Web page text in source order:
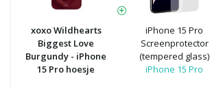
xoxo Wildhearts
Biggest Love
Burgundy - iPhone
15 Pro hoesje
iPhone 15 Pro
Screenprotector
(tempered glass)
iPhone 15 Pro